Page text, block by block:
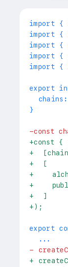
-const
+const {
+
+
  [
+
+
+
  ]
+ );
...
-
+